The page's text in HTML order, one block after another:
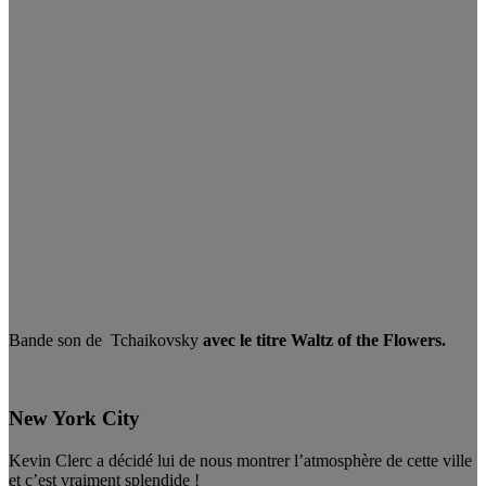
Bande son de Tchaikovsky avec le titre Waltz of the Flowers.
New York City
Kevin Clerc a décidé lui de nous montrer l’atmosphère de cette ville
et c’est vraiment splendide !